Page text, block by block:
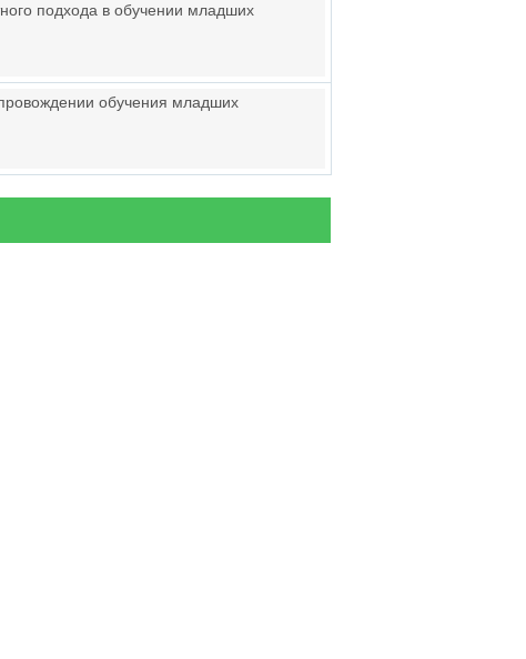
подхода в обучении младших
обучения младших